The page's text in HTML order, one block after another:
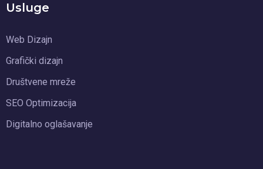
Usluge
Web Dizajn
Grafički dizajn
Društvene mreže
SEO Optimizacija
Digitalno oglašavanje